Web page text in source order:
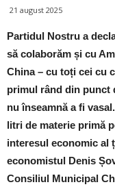
21 august 2025
Partidul Nostru a
să colaborăm și cu
China – cu toți cei cu
primul rând din punct
nu înseamnă a fi
litri de materie primă
interesul economic al
economistul Denis
Consiliul Municipal